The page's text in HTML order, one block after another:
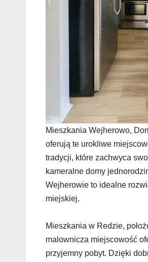
Mieszkania Wejherowo,
oferują te urokliwe
tradycji, które zachwyca
kameralne domy
Wejherowie to idealne
miejskiej.
Mieszkania w Redzie,
malownicza miejscowość
przyjemny pobyt. Dzięki